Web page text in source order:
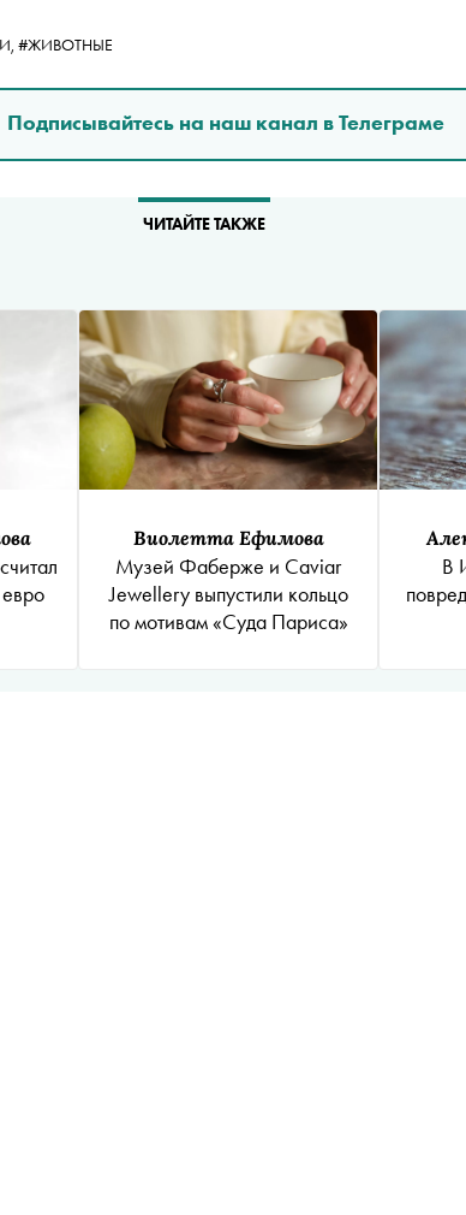
#ЖИВОТНЫЕ
Подписывайтесь на наш канал в Телеграме
ЧИТАЙТЕ ТАКЖЕ
Виолетта Ефимова
Музей Фаберже и Caviar
Jewellery выпустили кольцо
по мотивам «Суда Париса»
В